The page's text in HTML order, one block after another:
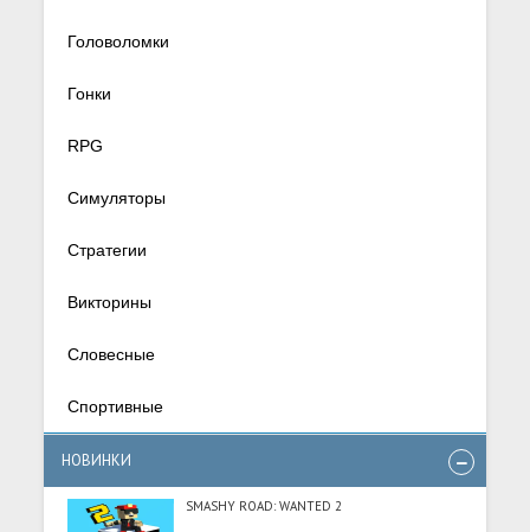
Головоломки
Гонки
RPG
Симуляторы
Стратегии
Викторины
Словесные
Спортивные
НОВИНКИ
SMASHY ROAD: WANTED 2